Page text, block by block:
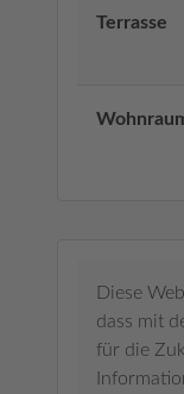
Terrasse
Diese
dass mit
für die